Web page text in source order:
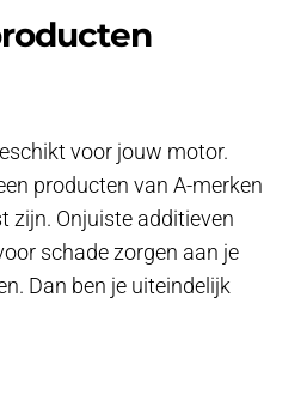
voor jouw motor.
producten van A-merken
zijn. Onjuiste additieven
schade zorgen aan je
Dan ben je uiteindelijk